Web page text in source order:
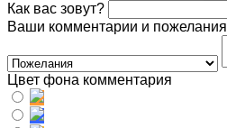
Как вас зовут?
Ваши комментарии и пожелания
Цвет фона комментария